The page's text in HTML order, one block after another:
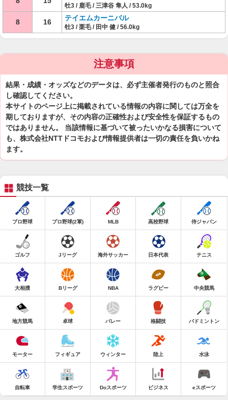
牡3 / 鹿毛 / 三津谷 隼人 / 53.0kg
8 16 テイエムカーニバル
牡3 / 栗毛 / 田中 健 / 56.0kg
注意事項
結果・成績・オッズなどのデータは、必ず主催者発行のものと照合
し確認してください。
本サイトのページ上に掲載されている情報の内容に関しては万全を
期しておりますが、その内容の正確性および安全性を保証するもの
ではありません。 当該情報に基づいて被ったいかなる損害について
も、株式会社NTTドコモおよび情報提供者は一切の責任を負いかね
ます。
競技一覧
プロ野球 プロ野球(2軍) MLB 高校野球 侍ジャパン
ゴルフ Jリーグ 海外サッカー 日本代表 テニス
大相撲 Bリーグ NBA ラグビー 中央競馬
地方競馬 卓球 バレー 格闘技 バドミントン
モーター フィギュア ウィンター 陸上 水泳
自転車 学生スポーツ Doスポーツ ビジネス eスポーツ